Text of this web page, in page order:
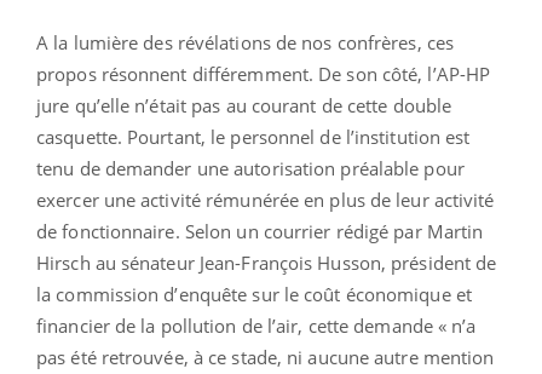
A la lumière des révélations de nos confrères, ces
propos résonnent différemment. De son côté, l’AP-HP
jure qu’elle n’était pas au courant de cette double
casquette. Pourtant, le personnel de l’institution est
tenu de demander une autorisation préalable pour
exercer une activité rémunérée en plus de leur activité
de fonctionnaire. Selon un courrier rédigé par Martin
Hirsch au sénateur Jean-François Husson, président de
la commission d’enquête sur le coût économique et
financier de la pollution de l’air, cette demande « n’a
pas été retrouvée, à ce stade, ni aucune autre mention